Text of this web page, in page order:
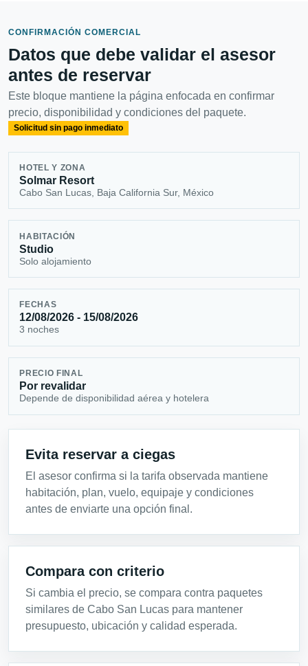
CONFIRMACIÓN COMERCIAL
Datos que debe validar el asesor
antes de reservar
Este bloque mantiene la página enfocada en confirmar
precio, disponibilidad y condiciones del paquete.
Solicitud sin pago inmediato
HOTEL Y ZONA
Solmar Resort
Cabo San Lucas, Baja California Sur, México
HABITACIÓN
Studio
Solo alojamiento
FECHAS
12/08/2026 - 15/08/2026
3 noches
PRECIO FINAL
Por revalidar
Depende de disponibilidad aérea y hotelera
Evita reservar a ciegas
El asesor confirma si la tarifa observada mantiene
habitación, plan, vuelo, equipaje y condiciones
antes de enviarte una opción final.
Compara con criterio
Si cambia el precio, se compara contra paquetes
similares de Cabo San Lucas para mantener
presupuesto, ubicación y calidad esperada.